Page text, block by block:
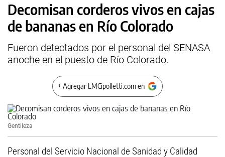
Decomisan corderos vivos en cajas
de bananas en Río Colorado
Fueron detectados por el personal del SENASA
anoche en el puesto de Río Colorado.
+ Agregar LMCipolletti.com en
Gentileza
Personal del Servicio Nacional de Sanidad y Calidad